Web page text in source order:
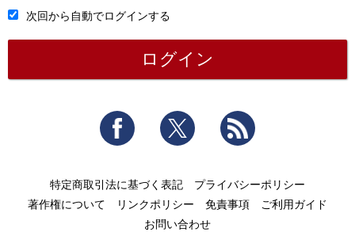
次回から自動でログインする
Facebook Twitter
特定商取引法に基づく表記
プライバシーポリシー
著作権について
リンクポリシー 免責事項
ご利用ガイド
お問い合わせ